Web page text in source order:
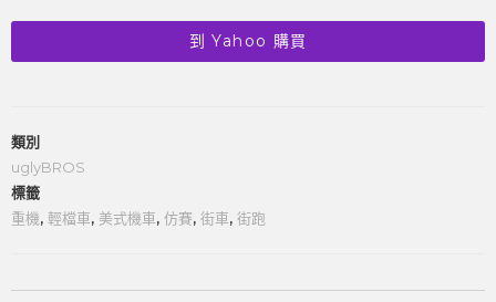
到 Yahoo 購買
類別
uglyBROS
標籤
重機, 輕檔車, 美式機車, 仿賽, 街車, 街跑